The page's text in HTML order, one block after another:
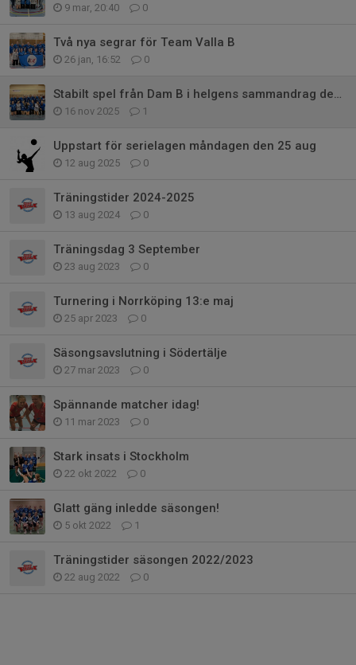
9 mar, 20:40 0
Två nya segrar för Team Valla B
26 jan, 16:52 0
Stabilt spel från Dam B i helgens sammandrag den 16 nov
16 nov 2025 1
Uppstart för serielagen måndagen den 25 aug
12 aug 2025 0
Träningstider 2024-2025
13 aug 2024 0
Träningsdag 3 September
23 aug 2023 0
Turnering i Norrköping 13:e maj
25 apr 2023 0
Säsongsavslutning i Södertälje
27 mar 2023 0
Spännande matcher idag!
11 mar 2023 0
Stark insats i Stockholm
22 okt 2022 0
Glatt gäng inledde säsongen!
5 okt 2022 1
Träningstider säsongen 2022/2023
22 aug 2022 0